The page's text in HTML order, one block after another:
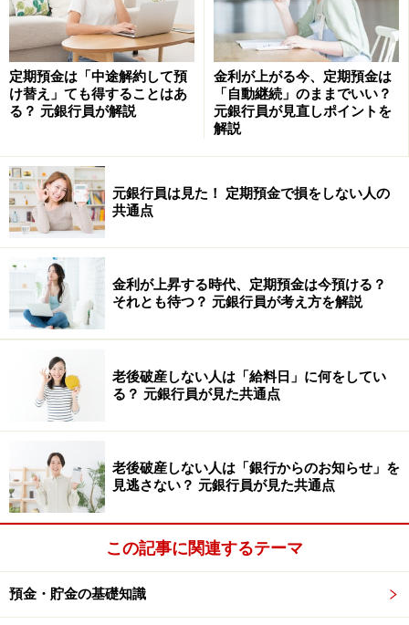
低でも1万5000円からです。業者によっては、豪邸を想
定した価格設定しかない会社もあるので、自宅の広さに
あった業者を選べば、その分安くすみます。
ちなみに私が取った見積もりでは、最低価格と最高価格
の差額は2倍にもなりました。もちろん、一番お手頃な
業者を選びました。
一度プロにやってもらいたい！という人は、ぜひ一度業
者を利用してみてください。
【関連記事をチェック！】
安くて便利！100均のお掃除グッズで金運アップ
要注意！家の中にあると貧乏神が寄ってくるモノ
いらないモノを「捨てる」と金運がアップする？
【関連動画をチェック！】
定期預金は「中途解約して預
け替え」ても得することはあ
る？ 元銀行員が解説
金利が上がる今、定期預金は
「自動継続」のままでいい？
元銀行員が見直しポイントを
解説
元銀行員は見た！ 定期預金で損をしない人の
共通点
金利が上昇する時代、定期預金は今預ける？
それとも待つ？ 元銀行員が考え方を解説
老後破産しない人は「給料日」に何をしてい
る？ 元銀行員が見た共通点
老後破産しない人は「銀行からのお知らせ」を
見逃さない？ 元銀行員が見た共通点
この記事に関連するテーマ
預金・貯金の基礎知識